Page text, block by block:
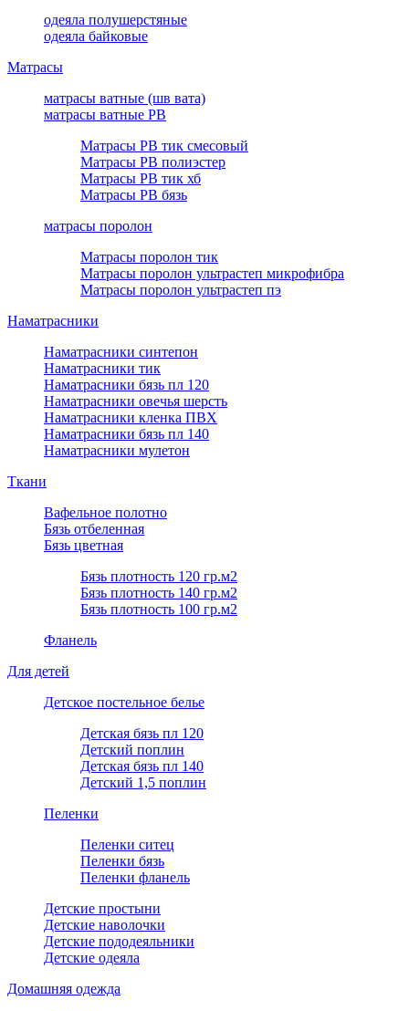
одеяла полушерстяные
одеяла байковые
Матрасы
матрасы ватные (шв вата)
матрасы ватные РВ
Матрасы РВ тик смесовый
Матрасы РВ полиэстер
Матрасы РВ тик хб
Матрасы РВ бязь
матрасы поролон
Матрасы поролон тик
Матрасы поролон ультрастеп микрофибра
Матрасы поролон ультрастеп пэ
Наматрасники
Наматрасники синтепон
Наматрасники тик
Наматрасники бязь пл 120
Наматрасники овечья шерсть
Наматрасники кленка ПВХ
Наматрасники бязь пл 140
Наматрасники мулетон
Ткани
Вафельное полотно
Бязь отбеленная
Бязь цветная
Бязь плотность 120 гр.м2
Бязь плотность 140 гр.м2
Бязь плотность 100 гр.м2
Фланель
Для детей
Детское постельное белье
Детская бязь пл 120
Детский поплин
Детская бязь пл 140
Детский 1,5 поплин
Пеленки
Пеленки ситец
Пеленки бязь
Пеленки фланель
Детские простыни
Детские наволочки
Детские пододеяльники
Детские одеяла
Домашняя одежда